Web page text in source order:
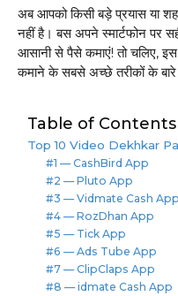
अब आपको किसी बड़े प्रयास या
नहीं है। बस अपने स्मार्टफोन पर
आसानी से पैसे कमाएं! तो चलिए,
कमाने के सबसे अच्छे तरीकों के
Table of Contents
Top 10 Video Dekhkar
#1 — CashBird App
#2 — Pluto App
#3 — Vidmate Cash App
#4 — RozDhan App
#5 — Tick App
#6 — Ads Tube App
#7 — ClipClaps App
#8 — idmate Cash App